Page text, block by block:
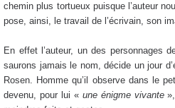
chemin plus tortueux puisque l’auteur
pose, ainsi, le travail de l’écrivain, son
En effet l’auteur, un des personnages
saurons jamais le nom, décide un jour
Rosen. Homme qu’il observe dans le
devenu, pour lui « une énigme vivante»,